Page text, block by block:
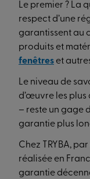
Le premier ? La
respect d’une
garantissent au
produits et
fenêtres et
Le niveau de
d’œuvre les
– reste un gage
garantie plus
Chez TRYBA,
réalisée en
garantie